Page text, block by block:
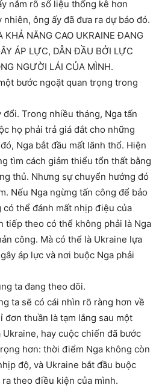
nắm rõ số liệu thống kê hơn
ông ấy đã đưa ra dự báo đó.
NĂNG CAO UKRAINE ĐANG
ÁP LỰC, DẪN ĐẦU BỞI LỰC
NGƯỜI LÁI CỦA MÌNH.
bước ngoặt quan trọng trong
Trong nhiều tháng, Nga tấn
họ phải trả giá đắt cho những
Nga bắt đầu mất lãnh thổ. Hiện
tìm cách giảm thiểu tổn thất bằng
thủ. Nhưng sự chuyển hướng đó
Nếu Nga ngừng tấn công để bảo
thể đánh mất nhịp điệu của
tiếp theo có thể không phải là Nga
công. Mà có thể là Ukraine lựa
áp lực và nơi buộc Nga phải
ta đang theo dõi.
ta sẽ có cái nhìn rõ ràng hơn về
đơn thuần là tạm lắng sau một
hay cuộc chiến đã bước
hơn: thời điểm Nga không còn
độ, và Ukraine bắt đầu buộc
theo điều kiện của mình.